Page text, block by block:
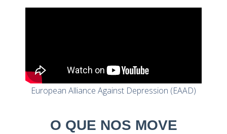
European Alliance Against Depression (EAAD)
O QUE NOS MOVE